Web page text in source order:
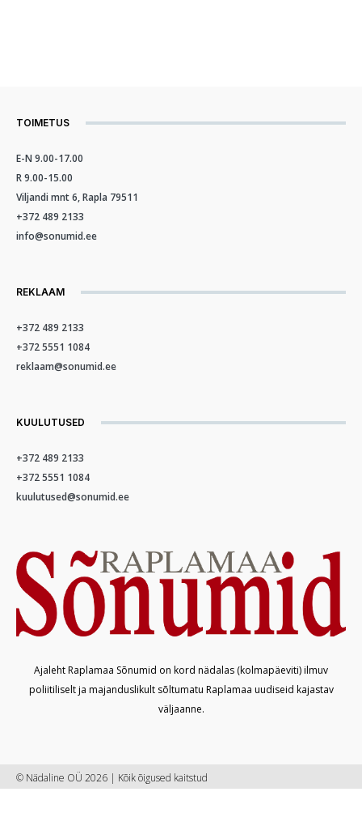
TOIMETUS
E-N 9.00-17.00
R 9.00-15.00
Viljandi mnt 6, Rapla 79511
+372 489 2133
info@sonumid.ee
REKLAAM
+372 489 2133
+372 5551 1084
reklaam@sonumid.ee
KUULUTUSED
+372 489 2133
+372 5551 1084
kuulutused@sonumid.ee
Ajaleht Raplamaa Sõnumid on kord nädalas (kolmapäeviti) ilmuv
poliitiliselt ja majanduslikult sõltumatu Raplamaa uudiseid kajastav
väljaanne.
© Nädaline OÜ 2026 | Kõik õigused kaitstud